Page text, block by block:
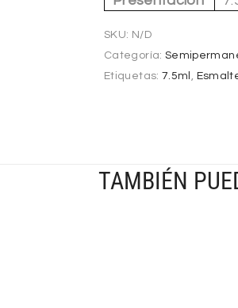
SKU: N/D
Categoría:
Etiquetas: 7.5ml ,
TAMBIÉN